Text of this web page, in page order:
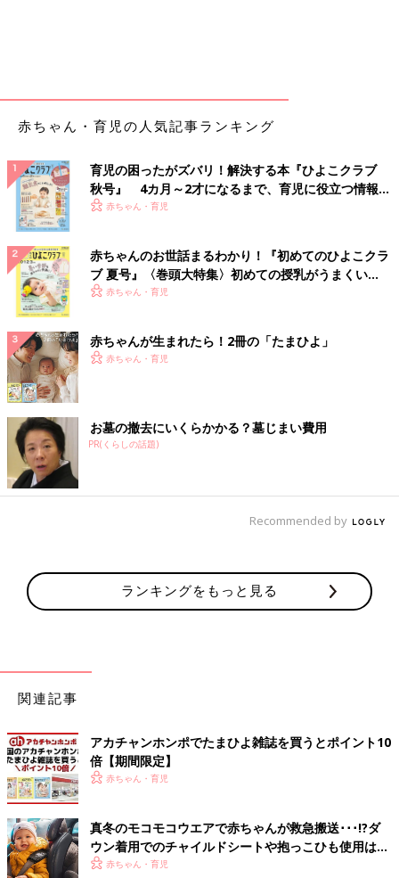
い。「アー」「クー」と赤ちゃんが出す声にあわせて、ママも
Ｑ３：話しかけるほかに言葉を伸ばすかかわり方はありま
すか？（6ヶ月）
Ａ 楽しい遊びをしながら言葉をかけてみて
赤ちゃんが楽しい気持ちになっているとき、スキンシップや体を
使った遊びをしているときは、言葉が届きやすいもの。赤ちゃん
の声をまねて「アー」「クー」と言ったり、「楽しいね」と声を
かけて。ママの声を聞きながら声の出し方を学び、「マママ」
「ダダダ」という同じ音が反復する喃語（なんご）を話すように
なります。
【専門家監修】【月齢別遊び・０～１カ
月ごろ】 たくさん語りかけながら、いっ
子に合わせた遊びを相模女子大学学芸学部子ど
も教育学科・准教授の金元あゆみ先生に教えて
言葉はわからなくても、たくさん話しかけてあげることで、赤ち
ゃんの気持ちが落ち着きます。普段のお世話などでもたくさんコ
ネッセコーポレーション刊）
初回公開日 2018/12/09
育児中におススメのアプリ
アプリ「まいにちのたまひよ」
赤ちゃん・育児の人気記事ランキング
育児の困ったがズバリ！解決する本『ひよこクラブ
秋号』 4カ月～2才になるまで、育児に役立つ情報が
いっぱい！
赤ちゃん・育児
赤ちゃんのお世話まるわかり！『初めてのひよこクラ
ブ 夏号』〈巻頭大特集〉初めての授乳がうまくい
く！ おっぱい・ミルクの基本と夏のトラブル 解決テ
赤ちゃん・育児
赤ちゃんが生まれたら！2冊の「たまひよ」
赤ちゃん・育児
お墓の撤去にいくらかかる？墓じまい費用
PR(くらしの話題)
Recommended by
ランキングをもっと見る
関連記事
アカチャンホンポでたまひよ雑誌を買うとポイント10
倍【期間限定】
赤ちゃん・育児
真冬のモコモコウエアで赤ちゃんが救急搬送･･･!?ダ
ウン着用でのチャイルドシートや抱っこひも使用は危
険【小児科医】
赤ちゃん・育児